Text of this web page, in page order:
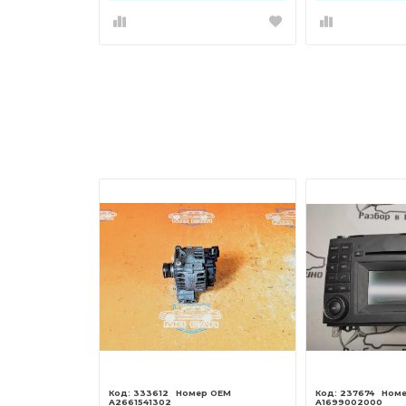
333612
A2661541302
237674
A1699002000